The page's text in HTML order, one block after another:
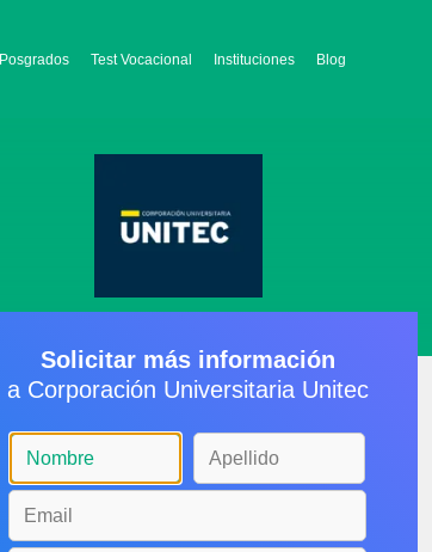
Posgrados Test Vocacional Instituciones Blog
Solicitar más información
a Corporación Universitaria Unitec